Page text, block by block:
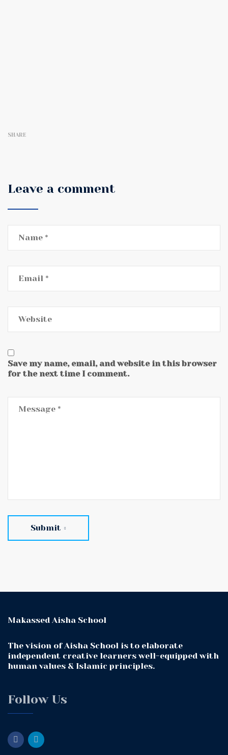
SHARE
Leave a comment
Save my name, email, and website in this browser
for the next time I comment.
Submit
Makassed Aisha School
The vision of Aisha School is to elaborate
independent creative learners well-equipped with
human values & Islamic principles.
Follow Us